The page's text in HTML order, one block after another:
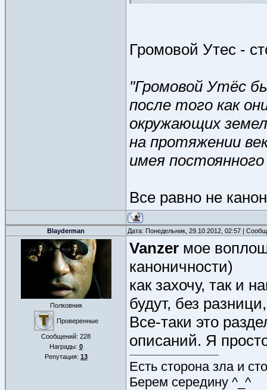
Громовой Утес -
"Громовой Утёс
после того как
окружающих
на протяжении
имея
Все равно не
Blayderman Дата: Понедельник, 29.10.2012, 02:57 |
Полковник
Проверенные
Сообщений: 228
Награды: 0
Репутация: 13
Vanzer мое
каноничности)
как захочу, так и
будут, без
Все-таки это
описаний. Я
Есть сторона зла и
Берем середину ^_^